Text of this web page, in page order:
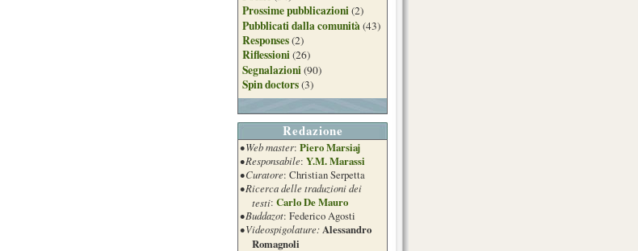
Prossime pubblicazioni(2)
Pubblicati dalla comunità(43)
Responses(2)
Riflessioni(26)
Segnalazioni(90)
Spin doctors(3)
Redazione
• Web master: Piero Marsiaj
• Responsabile: Y.M. Marassi
• Curatore: Christian Serpetta
• Ricerca delle traduzioni dei
testi: Carlo De Mauro
• Buddazot: Federico Agosti
• Videospigolature:Alessandro
Romagnoli